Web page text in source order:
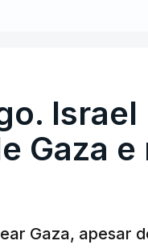
Israel
Gaza e
Gaza, apesar